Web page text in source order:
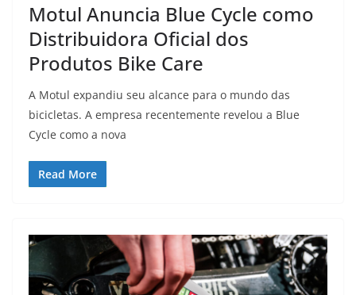
Motul Anuncia Blue Cycle como
Distribuidora Oficial dos
Produtos Bike Care
A Motul expandiu seu alcance para o mundo das
bicicletas. A empresa recentemente revelou a Blue
Cycle como a nova
Read More